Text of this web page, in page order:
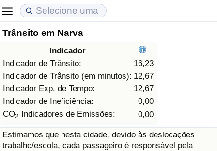
Trânsito em Narva
Indicador
Indicador de Trânsito:
16,23
Indicador de Trânsito (em minutos): 12,67
Indicador Exp. de Tempo:
12,67
Indicador de Ineficiência:
0,00
CO2 Indicadores de Emissões: 0,00
Estimamos que nesta cidade, devido às deslocações
trabalho/escola, cada passageiro é responsável pela
Custo de Vida
Indicador de Custo de Vida (Atual)
Indicador de Custo de Vida
Indicador de Custo de Vida Por País
em Aqaba
Preços de Imóveis
Indicador de Preços de Imóveis (Atual)
Indicador de Preços de Imóveis
Indicador de Preços de Imóveis por País
Qualidade de Vida
Indicador de Qualidade de Vida
Indicador de Qualidade de Vida (Atual)
Índice de qualidade de vida por país
Crime